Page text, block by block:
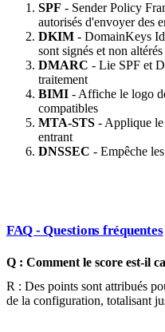
SPF - Sender Policy
autorisés d'envoyer des
DKIM - DomainKeys
sont signés et non
DMARC - Lie SPF et
traitement
BIMI - Affiche le logo
compatibles
MTA-STS - Applique
entrant
DNSSEC - Empêche
FAQ - Questions fréquentes
Q : Comment le score est-il
R : Des points sont attribués
de la configuration, totalisant